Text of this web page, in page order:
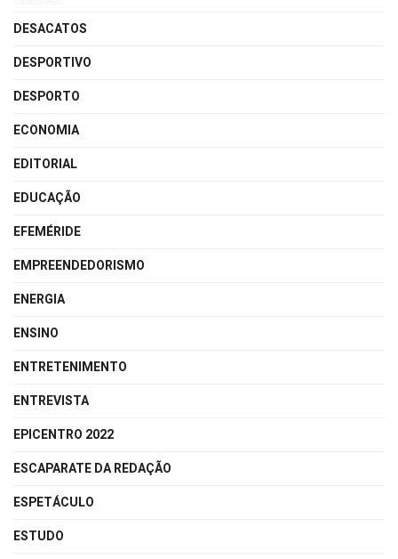
DESACATOS
DESPORTIVO
DESPORTO
ECONOMIA
EDITORIAL
EDUCAÇÃO
EFEMÉRIDE
EMPREENDEDORISMO
ENERGIA
ENSINO
ENTRETENIMENTO
ENTREVISTA
EPICENTRO 2022
ESCAPARATE DA REDAÇÃO
ESPETÁCULO
ESTUDO